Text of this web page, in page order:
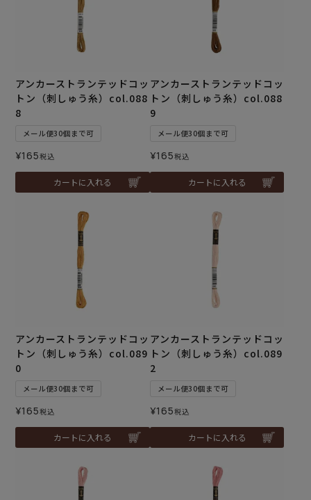
アンカーストランテッドコッ
トン（刺しゅう糸）col.088
8
メール便30個まで可
¥165税込
カートに入れる
アンカーストランテッドコッ
トン（刺しゅう糸）col.088
9
メール便30個まで可
¥165税込
カートに入れる
アンカーストランテッドコッ
トン（刺しゅう糸）col.089
0
メール便30個まで可
¥165税込
カートに入れる
アンカーストランテッドコッ
トン（刺しゅう糸）col.089
2
メール便30個まで可
¥165税込
カートに入れる